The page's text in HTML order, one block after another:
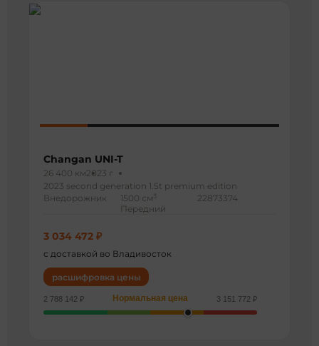
Changan UNI-T
26 400 км2023 г
2023 second generation 1.5t premium edition
Внедорожник
1500 см 3
Передний
22873374
3 034 472 ₽
с доставкой во Владивосток
расшифровка цены
2 788 142 ₽ Нормальная цена 3 151 772 ₽